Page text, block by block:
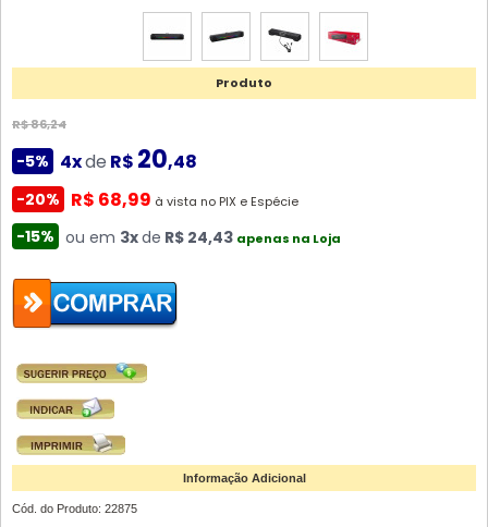
Produto
R$ 86,24
-5% 4xde R$ 20,48
-20% R$ 68,99 à vista no PIX e Espécie
-15% ou em 3xde R$ 24,43 apenas na Loja
Informação Adicional
Cód. do Produto: 22875